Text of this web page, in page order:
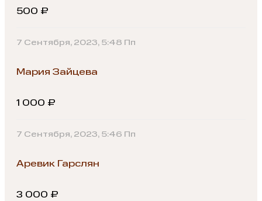
500 ₽
7 Сентября, 2023, 5:48 Пп
Мария Зайцева
1 000 ₽
7 Сентября, 2023, 5:46 Пп
Аревик Гарслян
3 000 ₽